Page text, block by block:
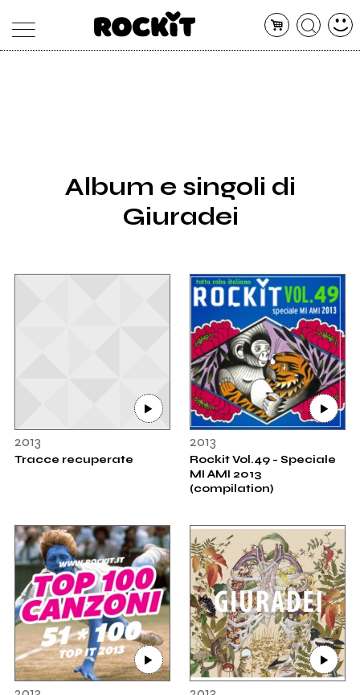
SHOP
RADIO
Album e singoli di
Giuradei
2013
Tracce recuperate
2013
Rockit Vol.49 - Speciale
MI AMI 2013
(compilation)